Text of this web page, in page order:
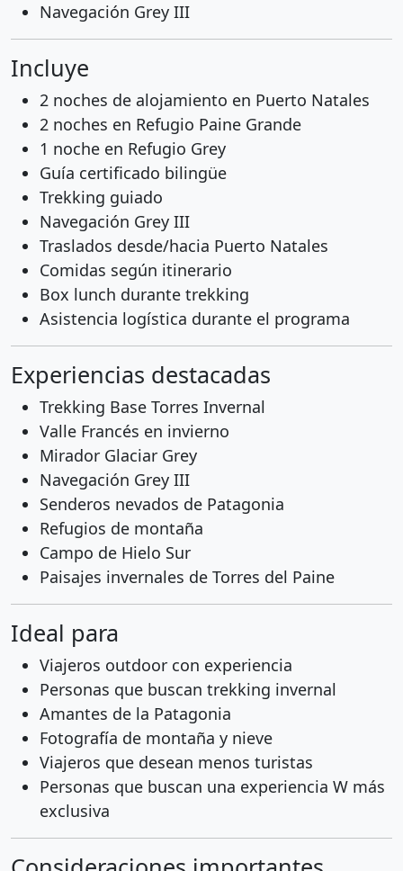
Navegación Grey III
Incluye
2 noches de alojamiento en Puerto Natales
2 noches en Refugio Paine Grande
1 noche en Refugio Grey
Guía certificado bilingüe
Trekking guiado
Navegación Grey III
Traslados desde/hacia Puerto Natales
Comidas según itinerario
Box lunch durante trekking
Asistencia logística durante el programa
Experiencias destacadas
Trekking Base Torres Invernal
Valle Francés en invierno
Mirador Glaciar Grey
Navegación Grey III
Senderos nevados de Patagonia
Refugios de montaña
Campo de Hielo Sur
Paisajes invernales de Torres del Paine
Ideal para
Viajeros outdoor con experiencia
Personas que buscan trekking invernal
Amantes de la Patagonia
Fotografía de montaña y nieve
Viajeros que desean menos turistas
Personas que buscan una experiencia W más
exclusiva